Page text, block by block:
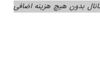
بدون هیچ هزینه اضافی